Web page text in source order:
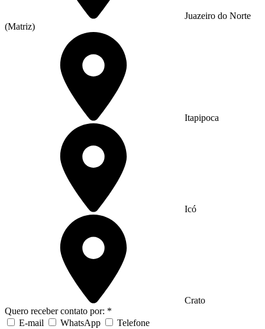
Juazeiro do Norte
(Matriz)
Itapipoca
Icó
Crato
Quero receber contato por: *
E-mail
WhatsApp
Telefone